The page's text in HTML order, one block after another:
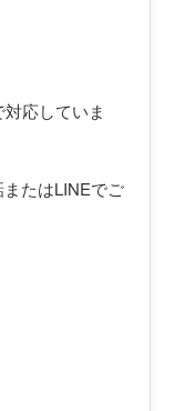
応していま
たはLINEでご